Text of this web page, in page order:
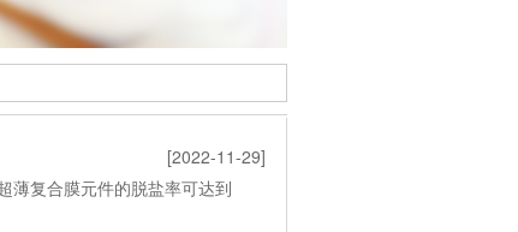
[2022-11-29]
薄复合膜元件的脱盐率可达到